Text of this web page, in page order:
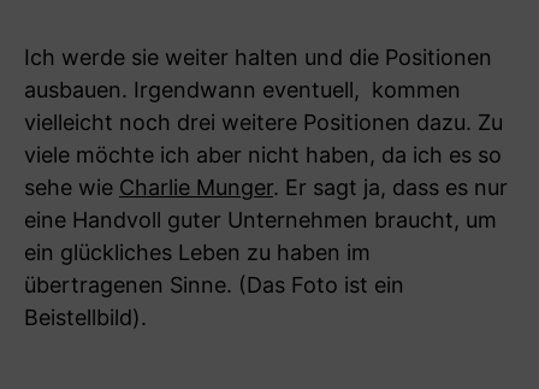
Ich werde sie weiter halten und die Positionen
ausbauen. Irgendwann eventuell, kommen
vielleicht noch drei weitere Positionen dazu. Zu
viele möchte ich aber nicht haben, da ich es so
sehe wie Charlie Munger. Er sagt ja, dass es nur
eine Handvoll guter Unternehmen braucht, um
ein glückliches Leben zu haben im
übertragenen Sinne. (Das Foto ist ein
Beistellbild).